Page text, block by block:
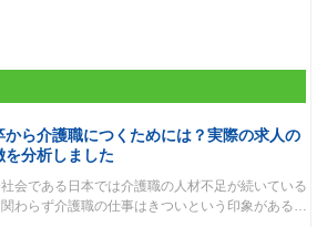
から介護職につくためには？実際の求人の
を分析しました
会である日本では介護職の人材不足が続いている
わらず介護職の仕事はきついという印象がある…